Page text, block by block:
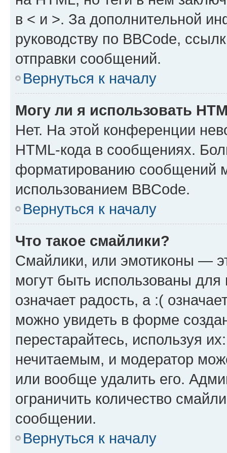
в < и >. За дополнительной
руководству по BBCode,
отправки сообщений.
Вернуться к началу
Могу ли я использовать
Нет. На этой конференции
HTML-кода в сообщениях.
форматированию сообщений
использованием BBCode.
Вернуться к началу
Что такое смайлики?
Смайлики, или эмотиконы —
могут быть использованы
означает радость, а :(
можно увидеть в форме
перестарайтесь, используя
нечитаемым, и модератор
или вообще удалить его.
ограничить количество
сообщении.
Вернуться к началу